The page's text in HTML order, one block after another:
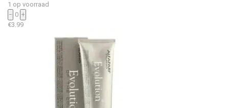
1 op voorraad
− 0 +
€3.99